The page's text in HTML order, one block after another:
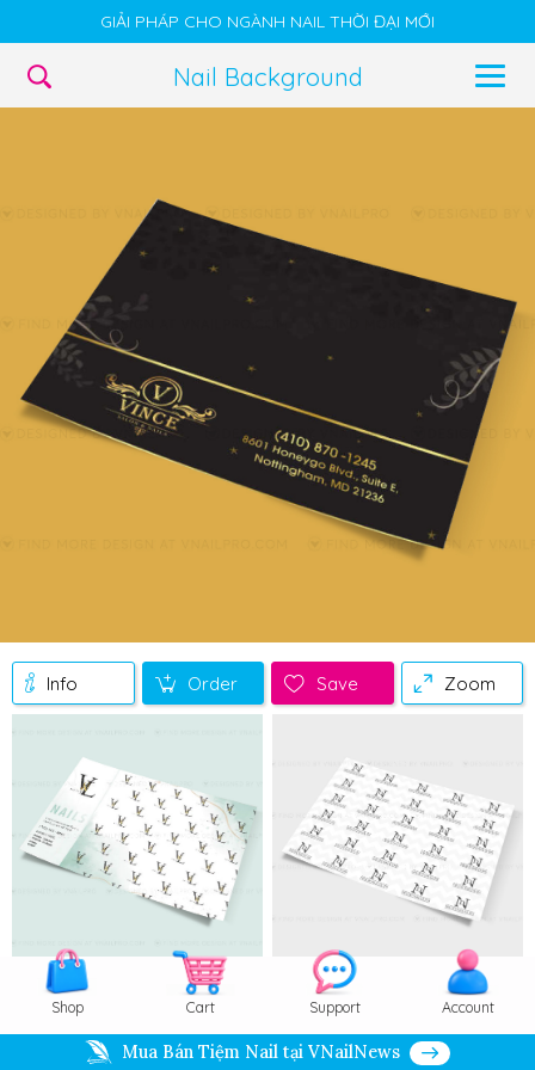
GIẢI PHÁP CHO NGÀNH NAIL THỜI ĐẠI MỚI
Nail Background
Info Order Save Zoom
Shop Cart Support Account
Mua Bán Tiệm Nail tại VNailNews